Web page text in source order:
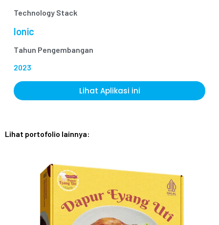
Technology Stack
Ionic
Tahun Pengembangan
2023
Lihat Aplikasi ini
Lihat portofolio lainnya: